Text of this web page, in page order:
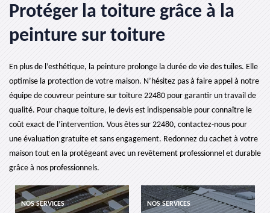
Protéger la toiture grâce à la
peinture sur toiture
En plus de l’esthétique, la peinture prolonge la durée de vie des tuiles. Elle
optimise la protection de votre maison. N’hésitez pas à faire appel à notre
équipe de couvreur peinture sur toiture 22480 pour garantir un travail de
qualité. Pour chaque toiture, le devis est indispensable pour connaître le
coût exact de l’intervention. Vous êtes sur 22480, contactez-nous pour
une évaluation gratuite et sans engagement. Redonnez du cachet à votre
maison tout en la protégeant avec un revêtement professionnel et durable
grâce à nos professionnels.
NOS SERVICES NOS SERVICES